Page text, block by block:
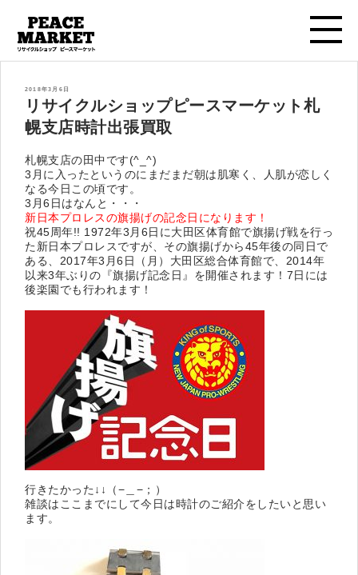
投
2018年3月6日
リサイクルショップピースマーケット札
幌支店時計出張買取
札幌支店の田中です(^_^)
3月に入ったというのにまだまだ朝は肌寒く、人肌が恋しく
なる今日この頃です。
3月6日はなんと・・・
新日本プロレスの旗揚げの記念日になります！
祝45周年!! 1972年3月6日に大田区体育館で旗揚げ戦を行っ
た新日本プロレスですが、その旗揚げから45年後の同日で
ある、2017年3月6日（月）大田区総合体育館で、2014年
以来3年ぶりの『旗揚げ記念日』を開催されます！7日には
後楽園でも行われます！
行きたかった↓↓（−＿−；）
雑談はここまでにして今日は時計のご紹介をしたいと思い
ます。